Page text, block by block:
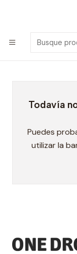
Todavía
Puedes
utilizar la